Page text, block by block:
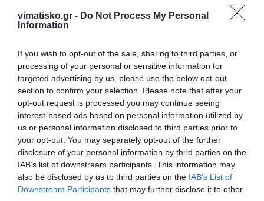
vimatisko.gr - Do Not Process My Personal
Information
If you wish to opt-out of the sale, sharing to third parties, or
processing of your personal or sensitive information for
targeted advertising by us, please use the below opt-out
section to confirm your selection. Please note that after your
opt-out request is processed you may continue seeing
interest-based ads based on personal information utilized by
us or personal information disclosed to third parties prior to
your opt-out. You may separately opt-out of the further
disclosure of your personal information by third parties on the
IAB’s list of downstream participants. This information may
also be disclosed by us to third parties on the IAB’s List of
Downstream Participants that may further disclose it to other